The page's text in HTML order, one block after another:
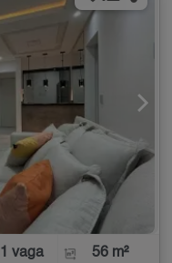
1 vaga 56 m²